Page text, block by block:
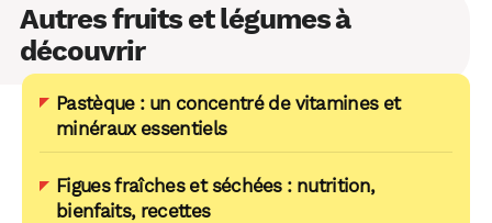
Autres fruits et légumes à
découvrir
Pastèque : un concentré de vitamines et
minéraux essentiels
Figues fraîches et séchées : nutrition,
bienfaits, recettes